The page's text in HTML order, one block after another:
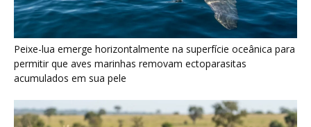
Peixe-lua emerge horizontalmente na superfície oceânica para
permitir que aves marinhas removam ectoparasitas
acumulados em sua pele